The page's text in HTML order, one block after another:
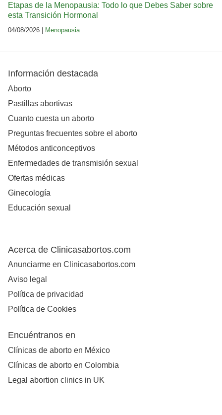
Etapas de la Menopausia: Todo lo que Debes Saber sobre
esta Transición Hormonal
04/08/2026 | Menopausia
Información destacada
Aborto
Pastillas abortivas
Cuanto cuesta un aborto
Preguntas frecuentes sobre el aborto
Métodos anticonceptivos
Enfermedades de transmisión sexual
Ofertas médicas
Ginecología
Educación sexual
Acerca de Clinicasabortos.com
Anunciarme en Clinicasabortos.com
Aviso legal
Política de privacidad
Política de Cookies
Encuéntranos en
Clínicas de aborto en México
Clínicas de aborto en Colombia
Legal abortion clinics in UK